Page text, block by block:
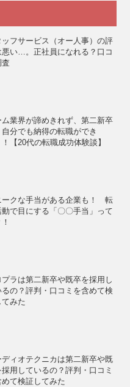
ッフサービス（オー人事）の評
悪い…。正社員になれる？口コ
査
ム業界が諦めきれず、第二新卒
自分でも納得の転職ができ
！【20代の転職成功体験談】
ークな手当がある企業も！ 転
動で目にする「〇〇手当」って
プラは第二新卒や既卒を採用し
るの？評判・口コミを含めて検
みた
ディオテクニカは第二新卒や既
用しているの？評判・口コミ
めて検証してみた